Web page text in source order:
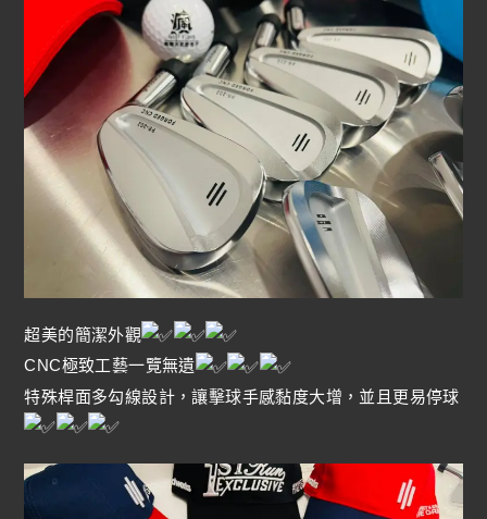
超美的簡潔外觀
CNC極致工藝一覽無遺
特殊桿面多勾線設計，讓擊球手感黏度大增，並且更易停球